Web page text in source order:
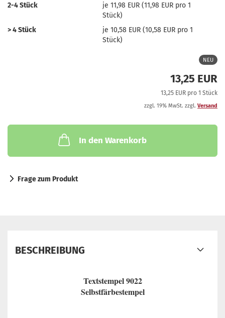
2-4 Stück
je 11,98 EUR (11,98 EUR pro 1
Stück)
> 4 Stück
je 10,58 EUR (10,58 EUR pro 1
Stück)
NEU
13,25 EUR
13,25 EUR pro 1 Stück
zzgl. 19% MwSt. zzgl. Versand
In den Warenkorb
Frage zum Produkt
BESCHREIBUNG
Textstempel 9022
Selbstfärbestempel